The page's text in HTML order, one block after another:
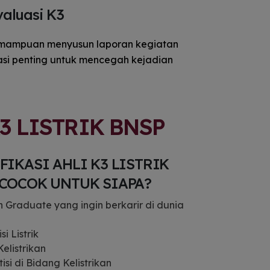
sangat hidup dan
kembali ke masa-masa
yang penuh keakraban.
sangat nyaman, lengkap
hidangan makan siang
Dari sisi substansi materi,
komprehensif mulai dari
kebijakan hingga
teknis Keselamatan dan
K3
menyusun laporan kegiatan
penting untuk mencegah kejadian
LISTRIK BNSP
AHLI K3 LISTRIK
UNTUK SIAPA?
Graduate yang ingin berkarir di dunia
Listrik
di Bidang Kelistrikan